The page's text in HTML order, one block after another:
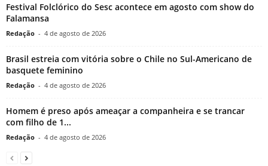
Festival Folclórico do Sesc acontece em agosto com show do
Falamansa
Redação - 4 de agosto de 2026
Brasil estreia com vitória sobre o Chile no Sul-Americano de
basquete feminino
Redação - 4 de agosto de 2026
Homem é preso após ameaçar a companheira e se trancar
com filho de 1...
Redação - 4 de agosto de 2026